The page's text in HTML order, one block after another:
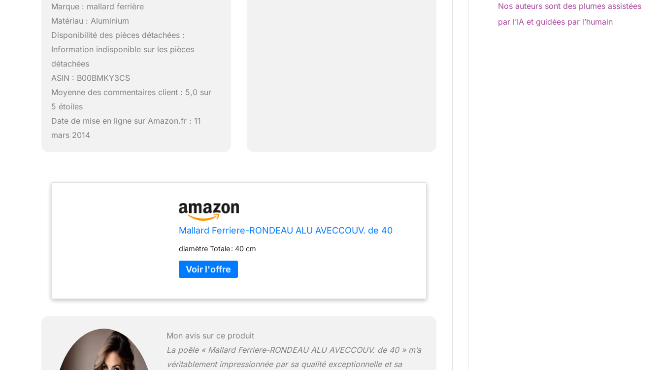
Marque : mallard ferrière
Matériau : Aluminium
Disponibilité des pièces détachées :
Information indisponible sur les pièces
détachées
ASIN : B00BMKY3CS
Moyenne des commentaires client : 5,0 sur
5 étoiles
Date de mise en ligne sur Amazon.fr : 11
mars 2014
Mallard Ferriere-RONDEAU ALU AVECCOUV. de 40
diamètre Totale : 40 cm
Mon avis sur ce produit
La poêle « Mallard Ferriere-RONDEAU ALU AVECCOUV. de 40 » m’a
véritablement impressionnée par sa qualité exceptionnelle et sa
Nos auteurs sont des plumes assistées
par l’IA et guidées par l’humain